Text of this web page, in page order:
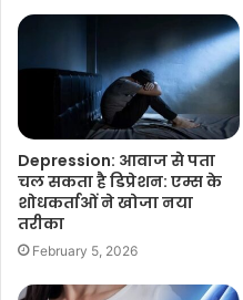
Depression: आवाज से पता
चल सकता है डिप्रेशन: एम्स के
शोधकर्ताओं ने खोजा नया
तरीका
February 5, 2026